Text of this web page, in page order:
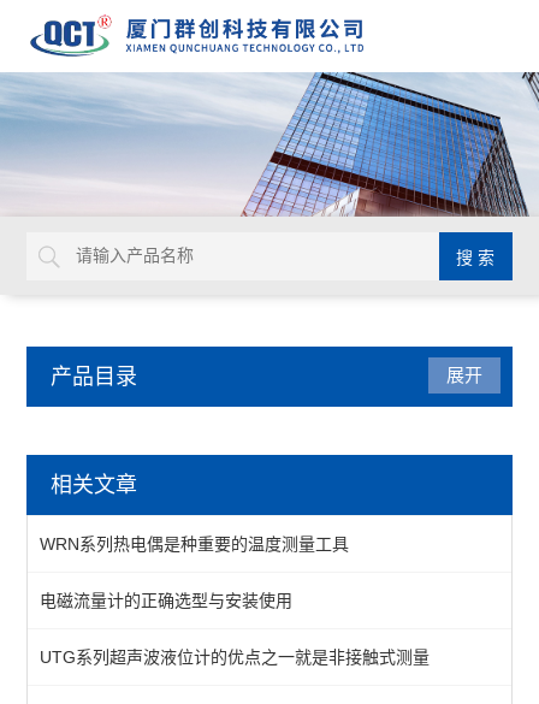
产品目录
温湿度传感器
智能温控仪
WSS双金属温度计
SBW系列温度变送器
展开
相关文章
WRN系列热电偶是种重要的温度测量工具
电磁流量计的正确选型与安装使用
UTG系列超声波液位计的优点之一就是非接触式测量